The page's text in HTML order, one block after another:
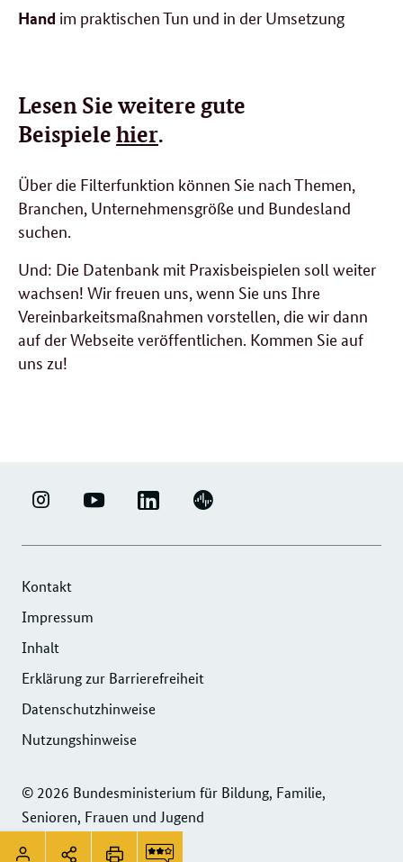
Hand im praktischen Tun und in der Umsetzung
Lesen Sie weitere gute
Beispielehier.
Über die Filterfunktion können Sie nach Themen,
Branchen, Unternehmensgröße und Bundesland
suchen.
Und: Die Datenbank mit Praxisbeispielen soll weiter
wachsen! Wir freuen uns, wenn Sie uns Ihre
Vereinbarkeitsmaßnahmen vorstellen, die wir dann
auf der Webseite veröffentlichen. Kommen Sie auf
uns zu!
Seitenleiste:
Login
ERFOLGSFAKTOR
INSTAGRAM
UND
VIDEOS
YOUTUBE LINKEDIN
UNTERNEHMENSNETZWERK
SERVICE
PODIGEE
SERVICE
© 2026 Bundesministerium für Bildung, Familie,
Senioren, Frauen und Jugend
Service
Kontakt
Impressum
Inhalt
Erklärung zur Barrierefreiheit
Datenschutzhinweise
Nutzungshinweise